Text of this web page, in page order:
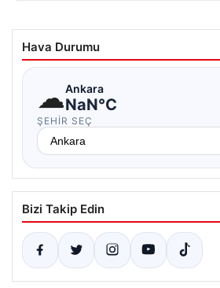
Hava Durumu
☁Ankara
NaN°C
ŞEHIR SEÇ
Bizi Takip Edin